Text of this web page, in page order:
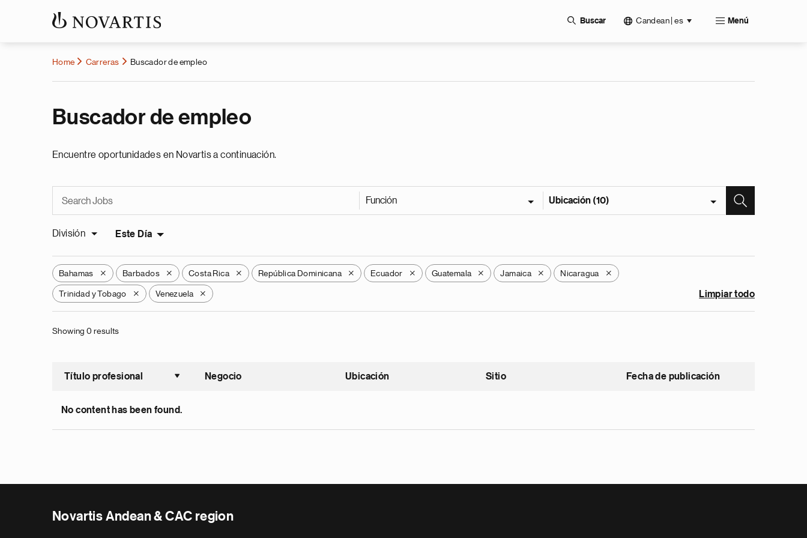
Buscar Candean | es Menú
Home Carreras Buscador de empleo
Buscador de empleo
Encuentre oportunidades en Novartis a continuación.
Función Ubicación (10)
División Este Día
Bahamas X Barbados X Costa Rica X República Dominicana X Ecuador X Guatemala X Jamaica X Nicaragua X
Trinidad y Tobago X Venezuela X Limpiar todo
Showing 0 results
Título profesional
Ordenar ascendente
Negocio Ubicación Sitio Fecha de publicación
No content has been found.
Novartis Andean & CAC region